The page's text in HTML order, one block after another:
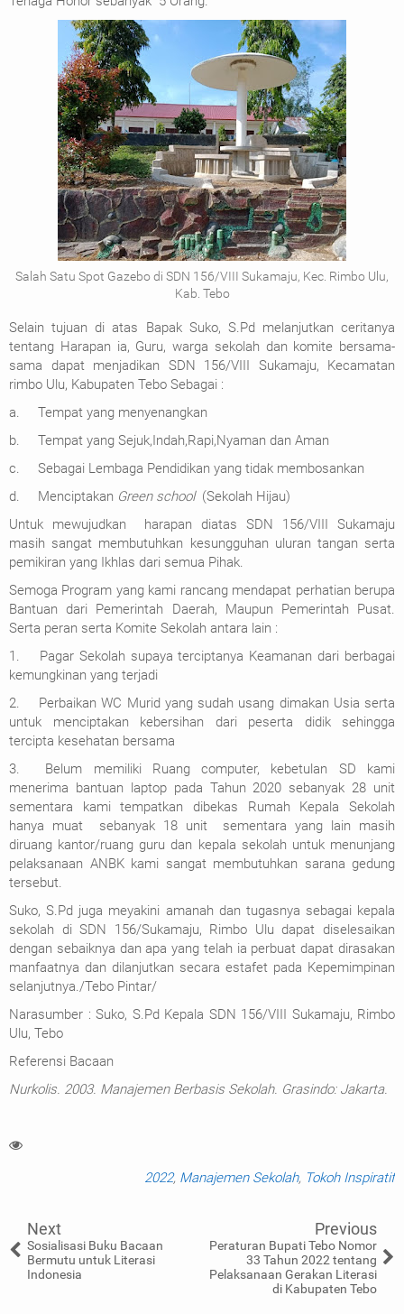
Salah Satu Spot Gazebo di SDN 156/VIII Sukamaju, Kec. Rimbo Ulu,
Kab. Tebo
Selain tujuan di atas Bapak Suko, S.Pd melanjutkan ceritanya
tentang Harapan ia, Guru, warga sekolah dan komite bersama-
sama dapat menjadikan SDN 156/VIII Sukamaju, Kecamatan
rimbo Ulu, Kabupaten Tebo Sebagai :
a.
Tempat yang menyenangkan
b.
Tempat yang Sejuk,Indah,Rapi,Nyaman dan Aman
c.
Sebagai Lembaga Pendidikan yang tidak membosankan
d.
Menciptakan Green school(Sekolah Hijau)
Untuk mewujudkan harapan diatas SDN 156/VIII Sukamaju
masih sangat membutuhkan kesungguhan uluran tangan serta
pemikiran yang Ikhlas dari semua Pihak.
Semoga Program yang kami rancang mendapat perhatian berupa
Bantuan dari Pemerintah Daerah, Maupun Pemerintah Pusat.
Serta peran serta Komite Sekolah antara lain :
1.
Pagar Sekolah supaya terciptanya Keamanan dari berbagai
kemungkinan yang terjadi
2.
Perbaikan WC Murid yang sudah usang dimakan Usia serta
untuk menciptakan kebersihan dari peserta didik sehingga
tercipta kesehatan bersama
3.
Belum memiliki Ruang computer, kebetulan SD kami
menerima bantuan laptop pada Tahun 2020 sebanyak 28 unit
sementara kami tempatkan dibekas Rumah Kepala Sekolah
hanya muat sebanyak 18 unit sementara yang lain masih
diruang kantor/ruang guru dan kepala sekolah untuk menunjang
pelaksanaan ANBK kami sangat membutuhkan sarana gedung
tersebut.
Suko, S.Pd juga meyakini amanah dan tugasnya sebagai kepala
sekolah di SDN 156/Sukamaju, Rimbo Ulu dapat diselesaikan
dengan sebaiknya dan apa yang telah ia perbuat dapat dirasakan
manfaatnya dan dilanjutkan secara estafet pada Kepemimpinan
selanjutnya./Tebo Pintar/
Narasumber : Suko, S.Pd Kepala SDN 156/VIII Sukamaju, Rimbo
Ulu, Tebo
Referensi Bacaan
Nurkolis. 2003. Manajemen Berbasis Sekolah. Grasindo: Jakarta.
2022, Manajemen Sekolah, Tokoh Inspiratif
Next
Sosialisasi Buku Bacaan
Bermutu untuk Literasi
Indonesia
Previous
Peraturan Bupati Tebo Nomor
33 Tahun 2022 tentang
Pelaksanaan Gerakan Literasi
di Kabupaten Tebo